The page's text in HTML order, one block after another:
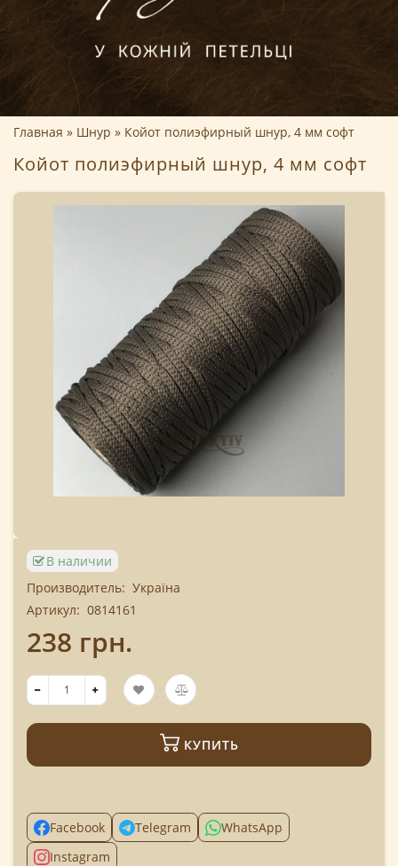
Главная Шнур Койот полиэфирный шнур, 4 мм софт
Койот полиэфирный шнур, 4 мм софт
В наличии
Производитель: Україна
Артикул: 0814161
238 грн.
КУПИТЬ
Facebook Telegram
WhatsApp
Instagram